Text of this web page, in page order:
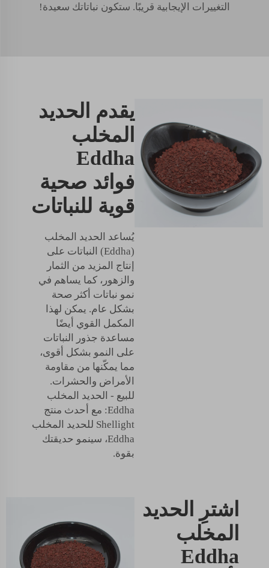
التغييرات الإيجابية قريبًا. ستكون نباتاتك سعيدة!
يقدم الحديد
المخلب
Eddha
فوائد صحية
قوية للنباتات
يُساعد الحديد المخلب
(Eddha) النباتات على
إنتاج المزيد من الثمار
والزهور، كما يساهم في
نمو نباتات أكثر صحة
بشكل عام. يمكن لهذا
المكمل القوي أيضًا
مساعدة جذور النباتات
على النمو بشكل أقوى،
مما يمكّنها من مقاومة
الأمراض والحشرات.
للبيع - الحديد المخلب
Eddha: مع أحدث منتج
Shellight للحديد المخلب
Eddha، سينمو حديقتك
بقوة.
اشترِ الحديد
المخلب
Eddha